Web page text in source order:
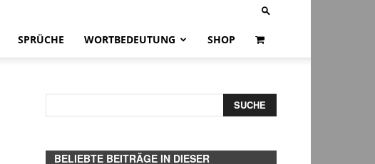
SPRÜCHE WORTBEDEUTUNG SHOP
BELIEBTE BEITRÄGE IN DIESER